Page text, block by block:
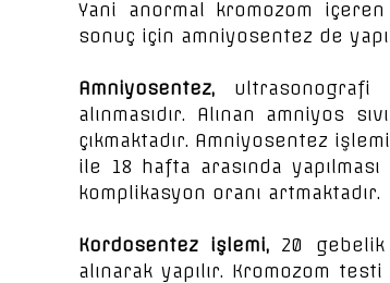
Yani anormal kromozom
sonuç için amniyosentez de
Amniyosentez, ultrasonografi
alınmasıdır. Alınan amniyos
çıkmaktadır. Amniyosentez
ile 18 hafta arasında
komplikasyon oranı artmaktadır.
Kordosentez işlemi, 20 gebelik
alınarak yapılır. Kromozom